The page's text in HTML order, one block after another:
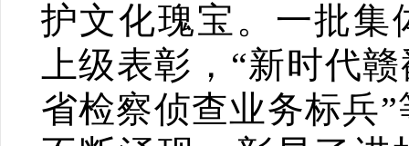
护文化瑰宝。一批集
上级表彰，“新时代赣
省检察侦查业务标兵